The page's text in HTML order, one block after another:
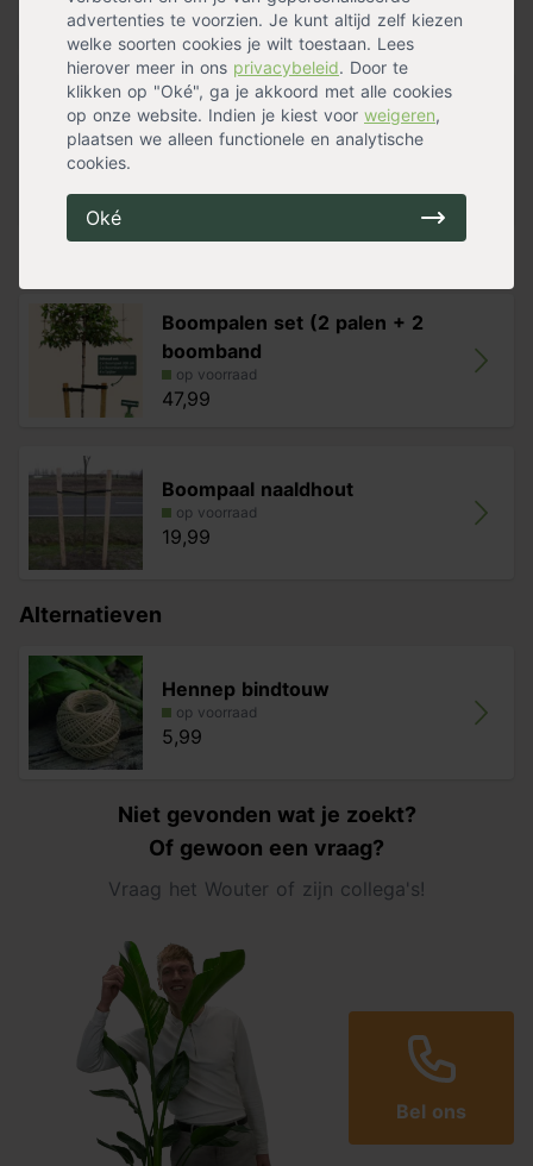
advertenties te voorzien. Je kunt altijd zelf kiezen
welke soorten cookies je wilt toestaan. Lees
hierover meer in ons privacybeleid. Door te
klikken op "Oké", ga je akkoord met alle cookies
op onze website. Indien je kiest voor weigeren,
plaatsen we alleen functionele en analytische
cookies.
Oké
« Lees minder
Specificaties
Geschikt voor
Buiten
Kleur
Materiaal
PVC
Boompalen set (2 palen + 2
boomband
op voorraad
47,99
Boompaal naaldhout
op voorraad
19,99
Alternatieven
Hennep bindtouw
op voorraad
5,99
Niet gevonden wat je zoekt?
Of gewoon een vraag?
Vraag het Wouter of zijn collega's!
Bel ons